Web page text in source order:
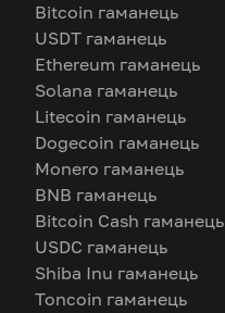
Bitcoin гаманець
USDT гаманець
Ethereum гаманець
Solana гаманець
Litecoin гаманець
Dogecoin гаманець
Monero гаманець
BNB гаманець
Bitcoin Cash гаманець
USDC гаманець
Shiba Inu гаманець
Toncoin гаманець